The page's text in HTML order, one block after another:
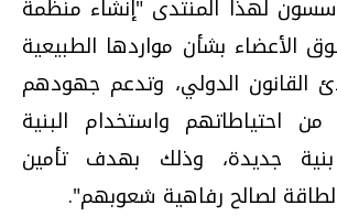
لهذا المنتدى "إنشاء منظمة
الأعضاء بشأن مواردها الطبيعية
القانون الدولي، وتدعم جهودهم
احتياطاتهم واستخدام البنية
بنية جديدة، وذلك بهدف تأمين
لصالح رفاهية شعوبهم".